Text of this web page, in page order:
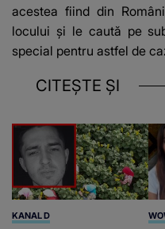
acestea fiind din
locului și le caută pe
special pentru astfel de
CITEȘTE ȘI
KANAL D